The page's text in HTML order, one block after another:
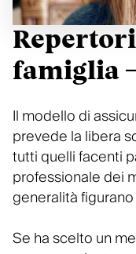
famiglia
Il modello di
prevede la libera
tutti quelli facenti
professionale dei
generalità
Se ha scelto un